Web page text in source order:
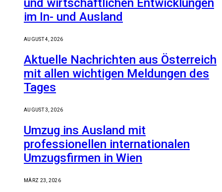
und wirtschaftlichen Entwicklungen
im In- und Ausland
AUGUST 4, 2026
Aktuelle Nachrichten aus Österreich
mit allen wichtigen Meldungen des
Tages
AUGUST 3, 2026
Umzug ins Ausland mit
professionellen internationalen
Umzugsfirmen in Wien
MÄRZ 23, 2026